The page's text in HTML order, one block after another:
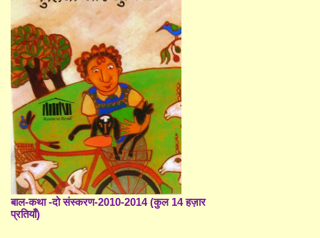
बाल-कथा -दो संस्करण-2010-2014 (कुल 14 हज़ार
प्रतियाँ)